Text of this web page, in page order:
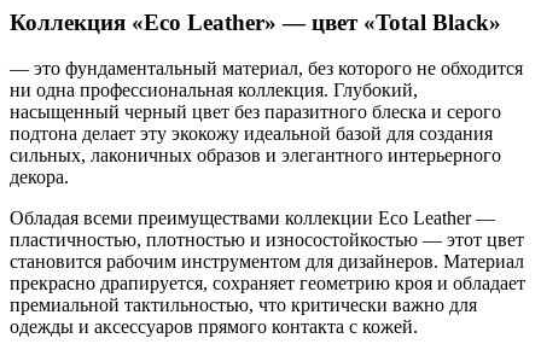
Коллекция «Eco Leather» — цвет «Total Black»
— это фундаментальный материал, без которого не обходится
ни одна профессиональная коллекция. Глубокий,
насыщенный черный цвет без паразитного блеска и серого
подтона делает эту экокожу идеальной базой для создания
сильных, лаконичных образов и элегантного интерьерного
декора.
Обладая всеми преимуществами коллекции Eco Leather —
пластичностью, плотностью и износостойкостью — этот цвет
становится рабочим инструментом для дизайнеров. Материал
прекрасно драпируется, сохраняет геометрию кроя и обладает
премиальной тактильностью, что критически важно для
одежды и аксессуаров прямого контакта с кожей.